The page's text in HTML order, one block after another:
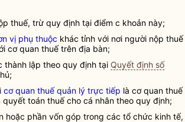
thuế, trừ quy định tại điểm c khoản này;
vị phụ thuộc khác tỉnh với nơi người nộp thuế
cơ quan thuếtrên địa bàn;
thành lập theo quy định tại Quyết định số
quan thuế quản lý trực tiếp là cơ quan thuế
toán thuế cho cá nhân theo quy định;
hoặc phần vốn góp trong các tổ chức kinh tế,